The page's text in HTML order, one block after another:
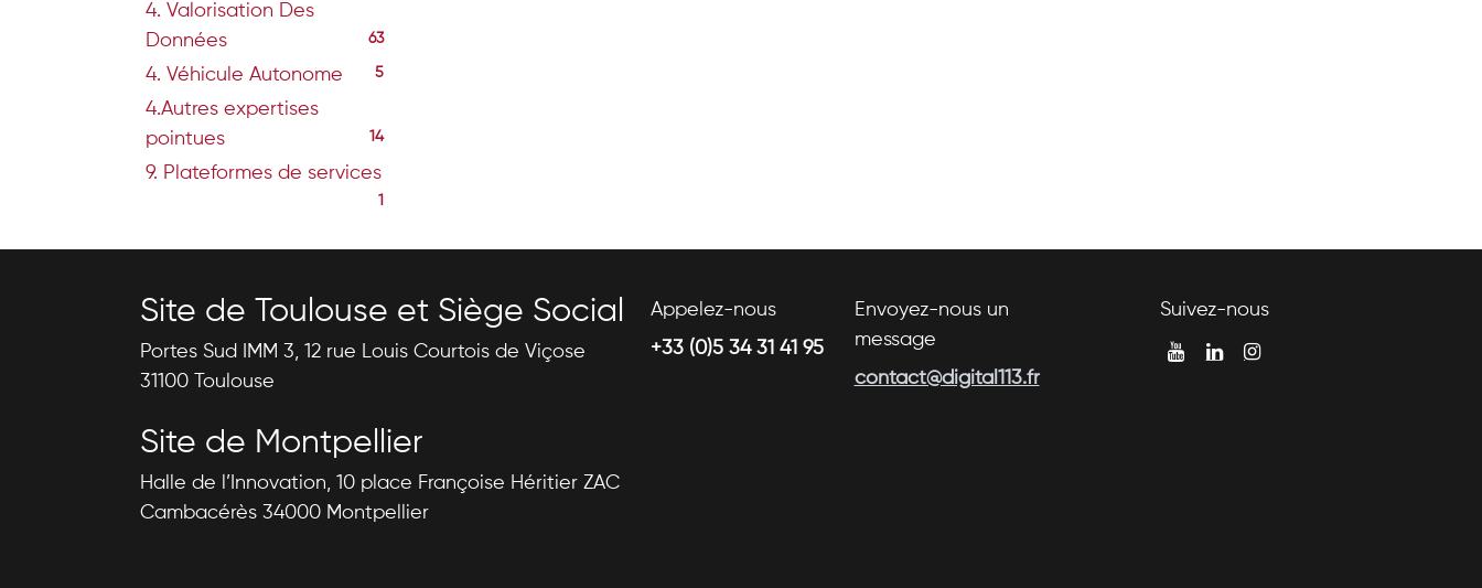
4. Valorisation Des
Données
63
4. Véhicule Autonome 5
4.Autres expertises
pointues
14
9. Plateformes de services
1
Site de Toulouse et Siège Social
Portes Sud IMM 3, 12 rue Louis Courtois de Viçose
31100 Toulouse
Site de Montpellier
Halle de l’Innovation, 10 place Françoise Héritier ZAC
Cambacérès 34000 Montpellier
Appelez-nous
+33 (0)5 34 31 41 95
Envoyez-nous un
message
contact@digital113.fr
Suivez-nous